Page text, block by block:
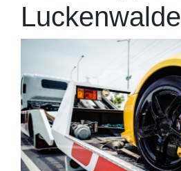
Luckenwalde